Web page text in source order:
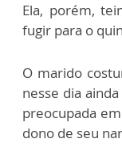
Ela, porém,
fugir para o
O marido
nesse dia
preocupada
dono de seu